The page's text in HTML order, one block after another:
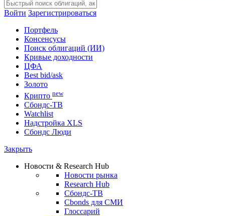
Войти Зарегистрироваться
Портфель
Консенсусы
Поиск облигаций (ИИ)
Кривые доходности
ЦФА
Best bid/ask
Золото
Крипто new
Сбондс-ТВ
Watchlist
Надстройка XLS
Сбондс Люди
Закрыть
Новости & Research Hub
Новости рынка
Research Hub
Сбондс-ТВ
Cbonds для СМИ
Глоссарий